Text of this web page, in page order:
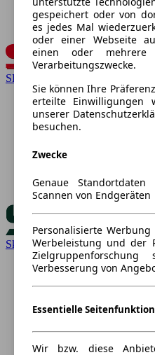
SEAT
Skoda
gespeichert oder von
es jedes Mal
oder einer Webseite
einen oder
Verarbeitungszwecke.
Sie können Ihre
erteilte Einwilligungen
unserer
besuchen.
Zwecke
Genaue
Scannen von Endgeräten
Personalisierte
Werbeleistung und der
Verbesserung von
Essentielle
Wir bzw. diese